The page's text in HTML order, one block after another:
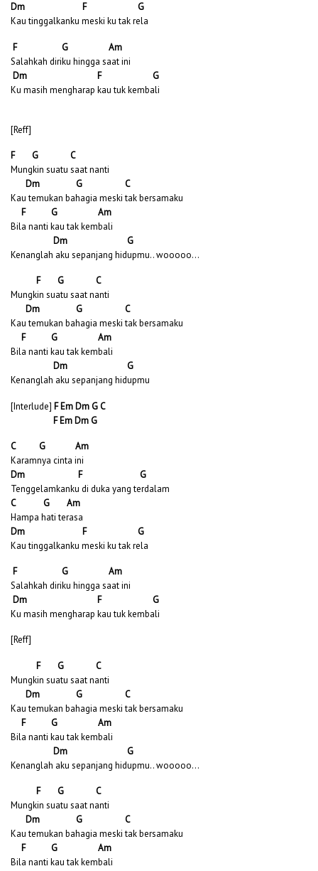
Dm F G
Kau tinggalkanku meski ku tak rela
F G Am
Salahkah diriku hingga saat ini
Dm F G
Ku masih mengharap kau tuk kembali
[Reff]
F G C
Mungkin suatu saat nanti
Dm G C
Kau temukan bahagia meski tak bersamaku
F G Am
Bila nanti kau tak kembali
Dm G
Kenanglah aku sepanjang hidupmu.. wooooo…
F G C
Mungkin suatu saat nanti
Dm G C
Kau temukan bahagia meski tak bersamaku
F G Am
Bila nanti kau tak kembali
Dm G
Kenanglah aku sepanjang hidupmu
[Interlude] F Em Dm G C
F Em Dm G
C G Am
Karamnya cinta ini
Dm F G
Tenggelamkanku di duka yang terdalam
C G Am
Hampa hati terasa
Dm F G
Kau tinggalkanku meski ku tak rela
F G Am
Salahkah diriku hingga saat ini
Dm F G
Ku masih mengharap kau tuk kembali
[Reff]
F G C
Mungkin suatu saat nanti
Dm G C
Kau temukan bahagia meski tak bersamaku
F G Am
Bila nanti kau tak kembali
Dm G
Kenanglah aku sepanjang hidupmu.. wooooo…
F G C
Mungkin suatu saat nanti
Dm G C
Kau temukan bahagia meski tak bersamaku
F G Am
Bila nanti kau tak kembali